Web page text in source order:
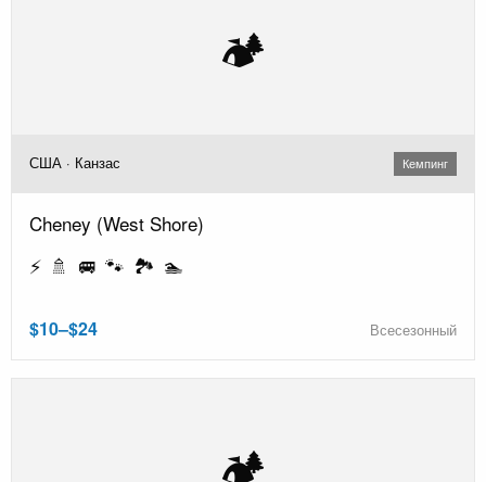
🏕️
США · Канзас Кемпинг
Cheney (West Shore)
⚡ 🚿 🚐 🐾 🏞️ 🏊
$10–$24 Всесезонный
🏕️